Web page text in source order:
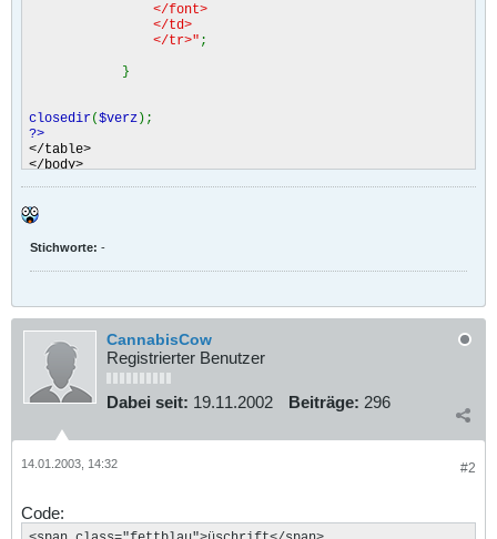
</font>
</td>
</tr>" ;
}
closedir($verz);
?>
</table>
</body>
Stichworte: -
CannabisCow
Registrierter Benutzer
Dabei seit: 19.11.2002 Beiträge: 296
#2
14.01.2003, 14:32
Code: